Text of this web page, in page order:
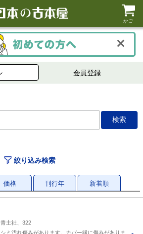
かご
会員登録
絞り込み検索
価格 刊行年 新着順
土社、322
ミ汚れ傷みがあります。カバー縁に傷みがありま